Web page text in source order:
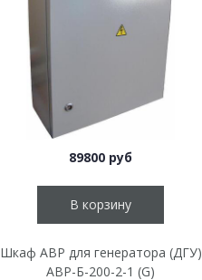
89800 руб
В корзину
Шкаф АВР для генератора (ДГУ)
АВР-Б-200-2-1 (G)